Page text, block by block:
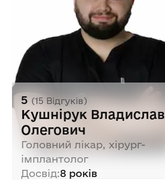
5 (15 Відгуків)
Кушнірук Владислав
Олегович
Головний лікар, хірург-
імплантолог
Досвід:8 років